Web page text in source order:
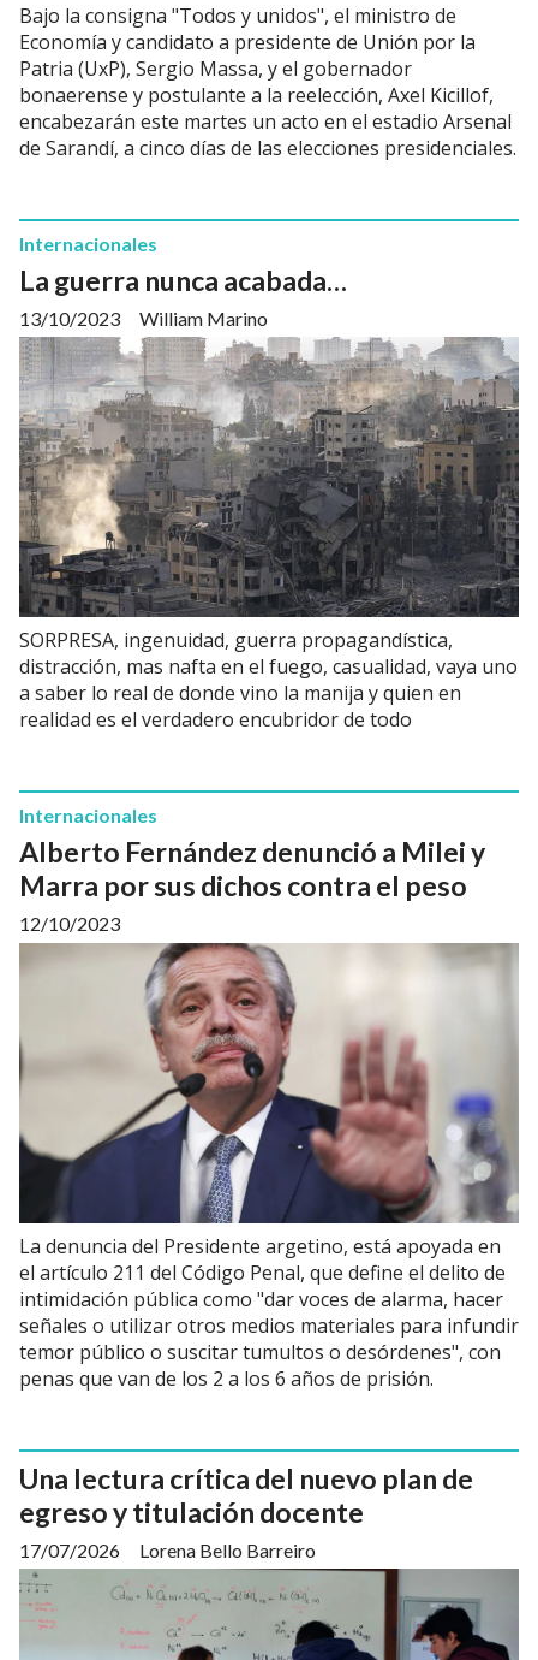
Bajo la consigna "Todos y unidos", el ministro de
Economía y candidato a presidente de Unión por la
Patria (UxP), Sergio Massa, y el gobernador
bonaerense y postulante a la reelección, Axel Kicillof,
encabezarán este martes un acto en el estadio Arsenal
de Sarandí, a cinco días de las elecciones presidenciales.
La guerra nunca acabada…
William Marino
Internacionales
13/10/2023
SORPRESA, ingenuidad, guerra propagandística,
distracción, mas nafta en el fuego, casualidad, vaya uno
a saber lo real de donde vino la manija y quien en
realidad es el verdadero encubridor de todo
Alberto Fernández denunció a Milei y
Marra por sus dichos contra el peso
Internacionales
12/10/2023
La denuncia del Presidente argetino, está apoyada en
el artículo 211 del Código Penal, que define el delito de
intimidación pública como "dar voces de alarma, hacer
señales o utilizar otros medios materiales para infundir
temor público o suscitar tumultos o desórdenes", con
penas que van de los 2 a los 6 años de prisión.
Una lectura crítica del nuevo plan de
egreso y titulación docente
Lorena Bello Barreiro
17/07/2026